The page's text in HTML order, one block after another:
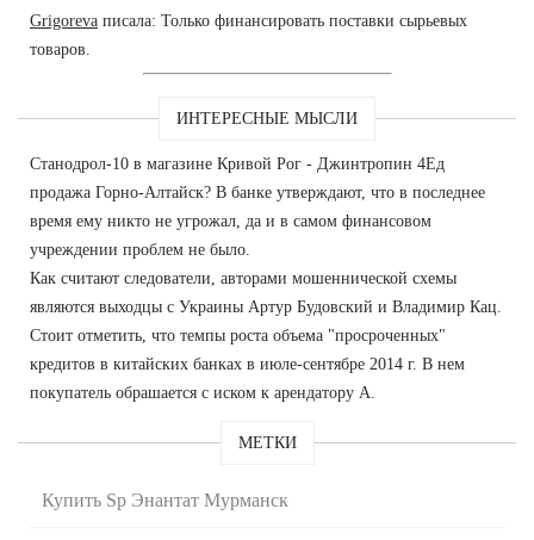
Grigoreva писала: Только финансировать поставки сырьевых
товаров.
ИНТЕРЕСНЫЕ МЫСЛИ
Станодрол-10 в магазине Кривой Рог - Джинтропин 4Ед
продажа Горно-Алтайск? В банке утверждают, что в последнее
время ему никто не угрожал, да и в самом финансовом
учреждении проблем не было.
Как считают следователи, авторами мошеннической схемы
являются выходцы с Украины Артур Будовский и Владимир Кац.
Стоит отметить, что темпы роста объема "просроченных"
кредитов в китайских банках в июле-сентябре 2014 г. В нем
покупатель обрашается с иском к арендатору А.
МЕТКИ
Купить Sp Энантат Мурманск